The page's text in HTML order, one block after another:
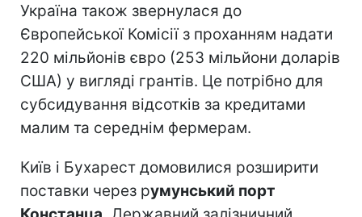
Україна також звернулася до
Європейської Комісії з проханням надати
220 мільйонів євро (253 мільйони доларів
США) у вигляді грантів. Це потрібно для
субсидування відсотків за кредитами
малим та середнім фермерам.
Київ і Бухарест домовилися розширити
поставки через румунський порт